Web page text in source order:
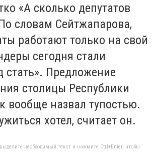
«А сколько депутатов
словам Сейтжапарова,
работают только на свой
сегодня стали
стать». Предложение
столицы Республики
вообще назвал тупостью.
хотел, считает он.
необходимый текст и нажмите Ctrl+Enter, чтобы